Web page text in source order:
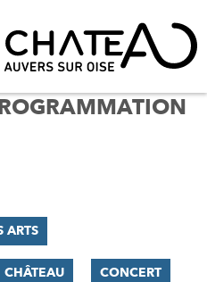
ARTS
CHÂTEAU CONCERT